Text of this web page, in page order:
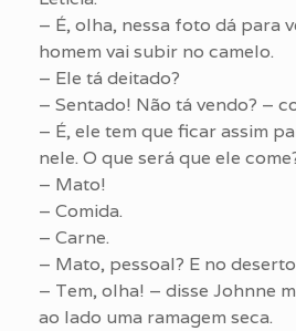
– É, olha, nessa foto dá para
homem vai subir no camelo.
– Ele tá deitado?
– Sentado! Não tá vendo? –
– É, ele tem que ficar assim
nele. O que será que ele
– Mato!
– Comida.
– Carne.
– Mato, pessoal? E no
– Tem, olha! – disse Johnne
ao lado uma ramagem seca.